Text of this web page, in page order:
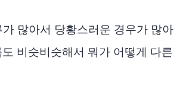
많아서 당황스러운 경우가 많아
비슷비슷해서 뭐가 어떻게 다른